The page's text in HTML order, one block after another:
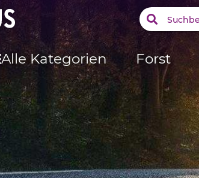
Alle Kategorien Forst